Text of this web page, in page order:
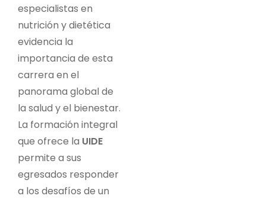
especialistas en
nutrición y dietética
evidencia la
importancia de esta
carrera en el
panorama global de
la salud y el bienestar.
La formación integral
que ofrece la UIDE
permite a sus
egresados responder
a los desafíos de un